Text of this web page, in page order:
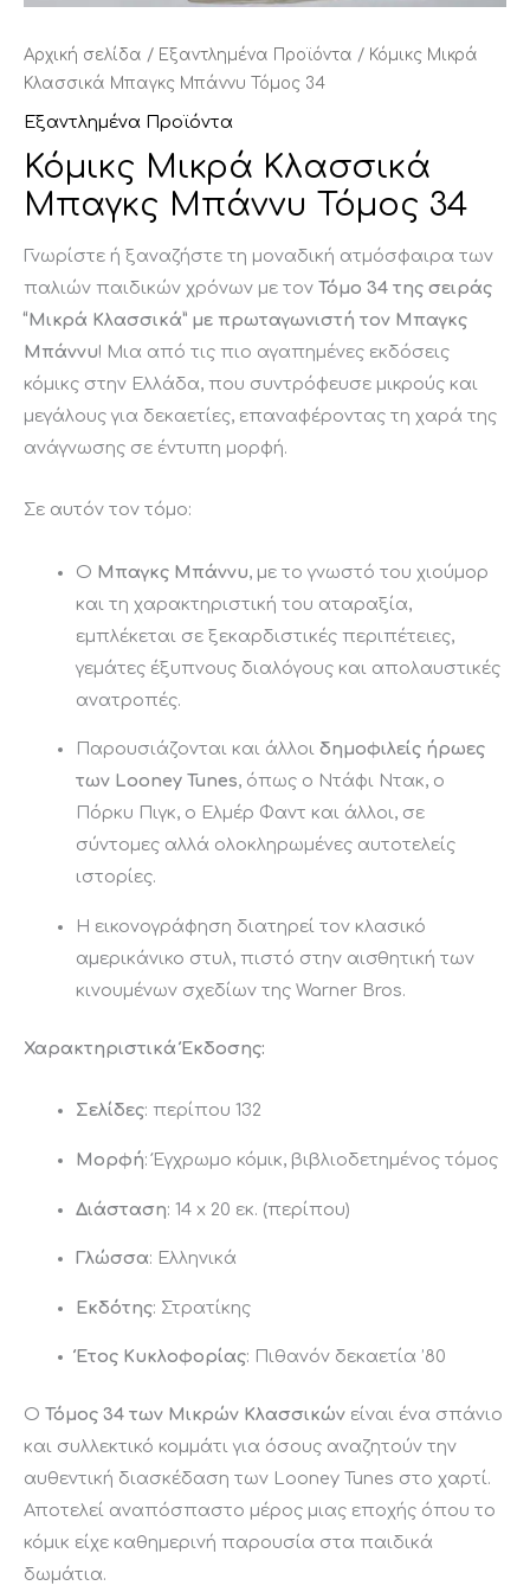
Αρχική σελίδα / Εξαντλημένα Προϊόντα / Κόμικς Μικρά
Κλασσικά Μπαγκς Μπάννυ Τόμος 34
Εξαντλημένα Προϊόντα
Κόμικς Μικρά Κλασσικά
Μπαγκς Μπάννυ Τόμος 34
Γνωρίστε ή ξαναζήστε τη μοναδική ατμόσφαιρα των
παλιών παιδικών χρόνων με τον Τόμο 34 της σειράς
“Μικρά Κλασσικά” με πρωταγωνιστή τον Μπαγκς
Μπάννυ! Μια από τις πιο αγαπημένες εκδόσεις
κόμικς στην Ελλάδα, που συντρόφευσε μικρούς και
μεγάλους για δεκαετίες, επαναφέροντας τη χαρά της
ανάγνωσης σε έντυπη μορφή.
Σε αυτόν τον τόμο:
Ο Μπαγκς Μπάννυ, με το γνωστό του χιούμορ
και τη χαρακτηριστική του αταραξία,
εμπλέκεται σε ξεκαρδιστικές περιπέτειες,
γεμάτες έξυπνους διαλόγους και απολαυστικές
ανατροπές.
Παρουσιάζονται και άλλοι δημοφιλείς ήρωες
των Looney Tunes, όπως ο Ντάφι Ντακ, ο
Πόρκυ Πιγκ, ο Ελμέρ Φαντ και άλλοι, σε
σύντομες αλλά ολοκληρωμένες αυτοτελείς
ιστορίες.
Η εικονογράφηση διατηρεί τον κλασικό
αμερικάνικο στυλ, πιστό στην αισθητική των
κινουμένων σχεδίων της Warner Bros.
Χαρακτηριστικά Έκδοσης:
Σελίδες: περίπου 132
Μορφή: Έγχρωμο κόμικ, βιβλιοδετημένος τόμος
Διάσταση: 14 x 20 εκ. (περίπου)
Γλώσσα: Ελληνικά
Εκδότης: Στρατίκης
Έτος Κυκλοφορίας: Πιθανόν δεκαετία ’80
Ο Τόμος 34 των Μικρών Κλασσικών είναι ένα σπάνιο
και συλλεκτικό κομμάτι για όσους αναζητούν την
αυθεντική διασκέδαση των Looney Tunes στο χαρτί.
Αποτελεί αναπόσπαστο μέρος μιας εποχής όπου το
κόμικ είχε καθημερινή παρουσία στα παιδικά
δωμάτια.